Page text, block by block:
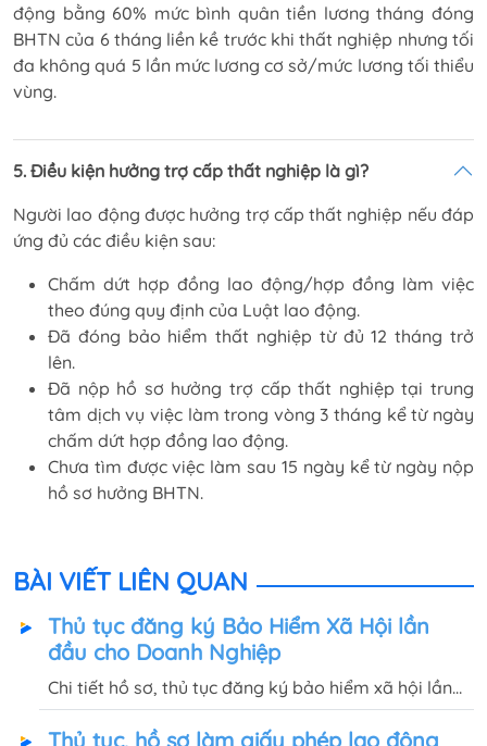
động bằng 60% mức bình quân tiền lương tháng đóng
BHTN của 6 tháng liền kề trước khi thất nghiệp nhưng tối
đa không quá 5 lần mức lương cơ sở/mức lương tối thiểu
vùng.
5. Điều kiện hưởng trợ cấp thất nghiệp là gì?
Người lao động được hưởng trợ cấp thất nghiệp nếu đáp
ứng đủ các điều kiện sau:
Chấm dứt hợp đồng lao động/hợp đồng làm việc
theo đúng quy định của Luật lao động.
Đã đóng bảo hiểm thất nghiệp từ đủ 12 tháng trở
lên.
Đã nộp hồ sơ hưởng trợ cấp thất nghiệp tại trung
tâm dịch vụ việc làm trong vòng 3 tháng kể từ ngày
chấm dứt hợp đồng lao động.
Chưa tìm được việc làm sau 15 ngày kể từ ngày nộp
hồ sơ hưởng BHTN.
BÀI VIẾT LIÊN QUAN
Thủ tục đăng ký Bảo Hiểm Xã Hội lần
đầu cho Doanh Nghiệp
Chi tiết hồ sơ, thủ tục đăng ký bảo hiểm xã hội lần
đầu cho doanh nghiệp, quy định về mức đóng, tỷ lệ
đóng BHXH sẽ được Quốc Việt giải đáp trong bài
Thủ tục, hồ sơ làm giấy phép lao động